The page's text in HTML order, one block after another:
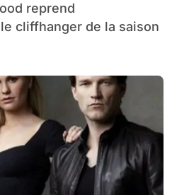
cliffhanger de la saison